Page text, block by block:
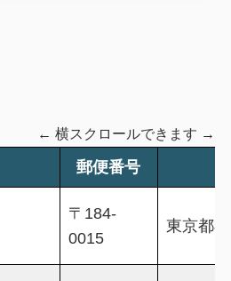
← 横スクロールできます →
郵便番号
〒184-
0015
東京都